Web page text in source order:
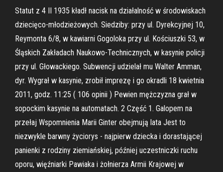
Statut z 4 II 1935 kładł nacisk na działalność w środowiskach
dziecięco-młodzieżowych. Siedziby: przy ul. Dyrekcyjnej 10,
Reymonta 6/8, w kawiarni Gogoloka przy ul. Kościuszki 53, w
Śląskich Zakładach Naukowo-Technicznych, w kasynie policji
przy ul. Głowackiego. Subwencji udzielał mu Walter Amman,
dyr. Wygrał w kasynie, zrobił imprezę i go okradli 18 kwietnia
2011, godz. 11:25 ( 106 opinii ) Pewien mężczyzna grał w
sopockim kasynie na automatach. 2 Część 1. Galopem na
przełaj Wspomnienia Marii Ginter obejmują lata Jest to
niezwykle barwny życiorys - najpierw dziecka i dorastającej
panienki z rodziny ziemiańskiej, później uczestniczki ruchu
oporu, więźniarki Pawiaka i żołnierza Armii Krajowej w